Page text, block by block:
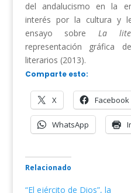
del andalucismo en la
interés por la cultura y
ensayo sobre La
representación gráfica
literarios (2013).
Comparte esto:
X Facebook
WhatsApp
Relacionado
“El ejército de Dios”, la